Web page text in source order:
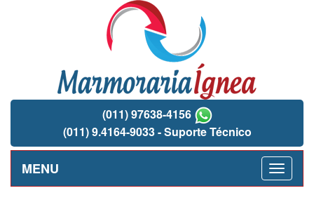
(011) 97638-4156
(011) 9.4164-9033 - Suporte Técnico
MENU